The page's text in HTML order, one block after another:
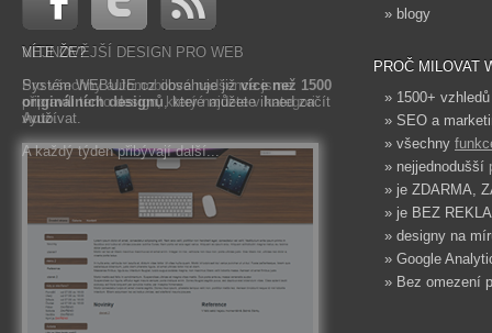
NEJNOVĚJŠÍ DESIGN PRO WEB
Pro všechny automobilové nadšence jsme
připravili tento design, který najdete v kategori
Auto.
VÍTE ŽE?
Systém WEBUJE.cz obsahuje jižvíce než 1500
originálních designů, které můžete ihned začít
využívat.
A každý týden přibývají další...
» blogy
PROČ MILOVAT
» 1500+
» SEO a
» všechny
» nejjednodušší
» je ZDARMA,
» je BEZ
» designy na
» Google
» Bez omezení